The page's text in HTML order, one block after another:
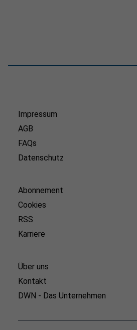
Impressum
AGB
FAQs
Datenschutz
Abonnement
Cookies
RSS
Karriere
Über uns
Kontakt
DWN - Das Unternehmen